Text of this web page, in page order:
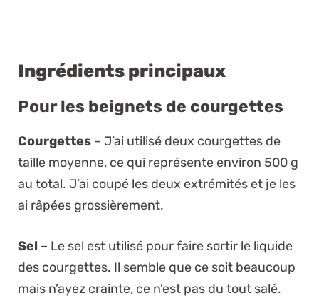
Ingrédients principaux
Pour les beignets de courgettes
Courgettes – J’ai utilisé deux courgettes de
taille moyenne, ce qui représente environ 500 g
au total. J’ai coupé les deux extrémités et je les
ai râpées grossièrement.
Sel – Le sel est utilisé pour faire sortir le liquide
des courgettes. Il semble que ce soit beaucoup
mais n’ayez crainte, ce n’est pas du tout salé.